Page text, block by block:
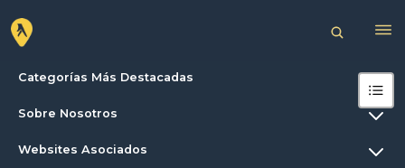
Categorías Más Destacadas
Sobre Nosotros
Websites Asociados